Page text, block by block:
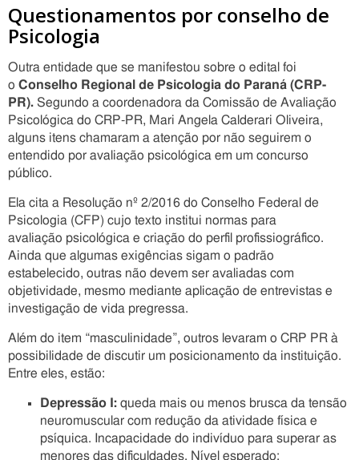
Questionamentos por conselho de
Psicologia
Outra entidade que se manifestou sobre o edital foi
o Conselho Regional de Psicologia do Paraná (CRP-
PR). Segundo a coordenadora da Comissão de Avaliação
Psicológica do CRP-PR, Mari Angela Calderari Oliveira,
alguns itens chamaram a atenção por não seguirem o
entendido por avaliação psicológica em um concurso
público.
Ela cita a Resolução nº 2/2016 do Conselho Federal de
Psicologia (CFP) cujo texto institui normas para
avaliação psicológica e criação do perfil profissiográfico.
Ainda que algumas exigências sigam o padrão
estabelecido, outras não devem ser avaliadas com
objetividade, mesmo mediante aplicação de entrevistas e
investigação de vida pregressa.
Além do item “masculinidade”, outros levaram o CRP PR à
possibilidade de discutir um posicionamento da instituição.
Entre eles, estão:
Depressão I: queda mais ou menos brusca da tensão
neuromuscular com redução da atividade física e
psíquica. Incapacidade do indivíduo para superar as
menores das dificuldades. Nível esperado: